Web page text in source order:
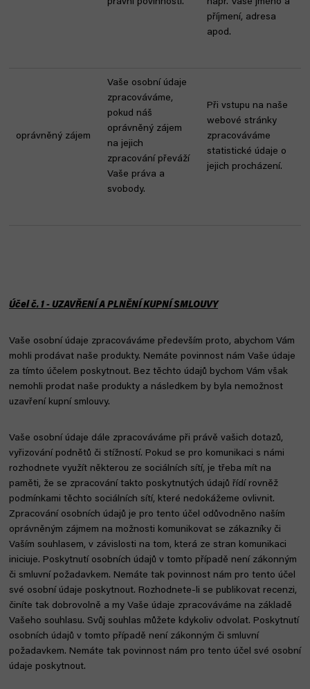
právní povinnosti.
např. Vaše jméno a
příjmení, adresa
apod.
oprávněný zájem
Vaše osobní údaje
zpracováváme,
pokud náš
oprávněný zájem
na jejich
zpracování převáží
Vaše práva a
svobody.
Při vstupu na naše
webové stránky
zpracováváme
statistické údaje o
jejich procházení.
Účel č. 1 - UZAVŘENÍ A PLNĚNÍ KUPNÍ SMLOUVY
Vaše osobní údaje zpracováváme především proto, abychom Vám
mohli prodávat naše produkty. Nemáte povinnost nám Vaše údaje
za tímto účelem poskytnout. Bez těchto údajů bychom Vám však
nemohli prodat naše produkty a následkem by byla nemožnost
uzavření kupní smlouvy.
Vaše osobní údaje dále zpracováváme při právě vašich dotazů,
vyřizování podnětů či stížností. Pokud se pro komunikaci s námi
rozhodnete využít některou ze sociálních sítí, je třeba mít na
paměti, že se zpracování takto poskytnutých údajů řídí rovněž
podmínkami těchto sociálních sítí, které nedokážeme ovlivnit.
Zpracování osobních údajů je pro tento účel odůvodněno naším
oprávněným zájmem na možnosti komunikovat se zákazníky či
Vaším souhlasem, v závislosti na tom, která ze stran komunikaci
iniciuje. Poskytnutí osobních údajů v tomto případě není zákonným
či smluvní požadavkem. Nemáte tak povinnost nám pro tento účel
své osobní údaje poskytnout. Rozhodnete-li se publikovat recenzi,
činíte tak dobrovolně a my Vaše údaje zpracováváme na základě
Vašeho souhlasu. Svůj souhlas můžete kdykoliv odvolat. Poskytnutí
osobních údajů v tomto případě není zákonným či smluvní
požadavkem. Nemáte tak povinnost nám pro tento účel své osobní
údaje poskytnout.